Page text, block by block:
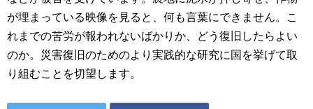
が埋まっている映像を見ると、何も言葉にできません。こ
れまでの苦労が報われないばかりか、どう復旧したらよい
のか。災害復旧のためのより実践的な研究に国を挙げて取
り組むことを切望します。